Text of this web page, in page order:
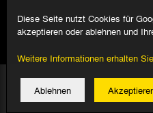
© 2026 Alemannia
Impressum/
Diese Seite nutzt Cookies für
akzeptieren oder ablehnen und
Weitere Informationen erhalten
Ablehnen